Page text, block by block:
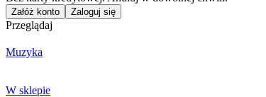
Załóż konto Zaloguj się
Przeglądaj
Muzyka
W sklepie